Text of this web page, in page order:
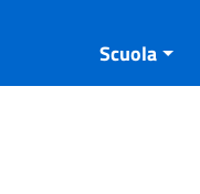
Scuola